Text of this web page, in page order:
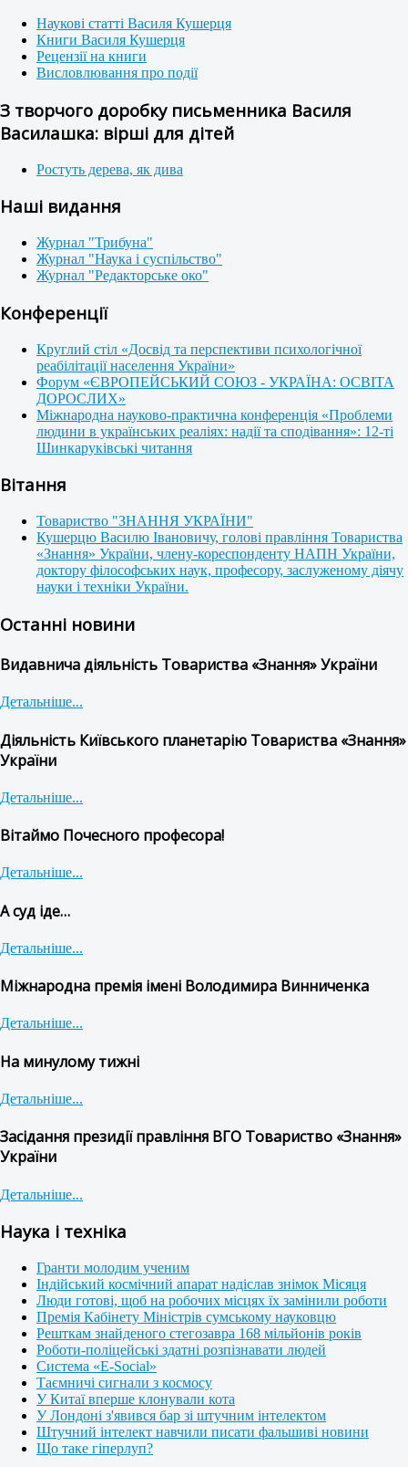
Наукові статті Василя Кушерця
Книги Василя Кушерця
Рецензії на книги
Висловлювання про події
З творчого доробку письменника Василя
Василашка: вірші для дітей
Ростуть дерева, як дива
Наші видання
Журнал "Трибуна"
Журнал "Наука і суспільство"
Журнал "Редакторське око"
Конференції
Круглий стіл «Досвід та перспективи психологічної
реабілітації населення України»
Форум «ЄВРОПЕЙСЬКИЙ СОЮЗ - УКРАЇНА: ОСВІТА
ДОРОСЛИХ»
Міжнародна науково-практична конференція «Проблеми
людини в українських реаліях: надії та сподівання»: 12-ті
Шинкаруківські читання
Вітання
Товариство "ЗНАННЯ УКРАЇНИ"
Кушерцю Василю Івановичу, голові правління Товариства
«Знання» України, члену-кореспонденту НАПН України,
доктору філософських наук, професору, заслуженому діячу
науки і техніки України.
Останні новини
Видавнича діяльність Товариства «Знання» України
Детальніше...
Діяльність Київського планетарію Товариства «Знання»
України
Детальніше...
Вітаймо Почесного професора!
Детальніше...
А суд іде…
Детальніше...
Міжнародна премія імені Володимира Винниченка
Детальніше...
На минулому тижні
Детальніше...
Засідання президії правління ВГО Товариство «Знання»
України
Детальніше...
Наука і техніка
Гранти молодим ученим
Індійський космічний апарат надіслав знімок Місяця
Люди готові, щоб на робочих місцях їх замінили роботи
Премія Кабінету Міністрів сумському науковцю
Решткам знайденого стегозавра 168 мільйонів років
Роботи-поліцейські здатні розпізнавати людей
Система «E-Social»
Таємничі сигнали з космосу
У Китаї вперше клонували кота
У Лондоні з'явився бар зі штучним інтелектом
Штучний інтелект навчили писати фальшиві новини
Що таке гіперлуп?